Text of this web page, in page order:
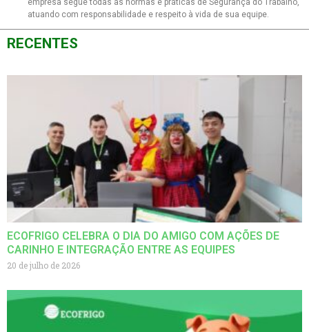
empresa segue todas as normas e práticas de Segurança do Trabalho,
atuando com responsabilidade e respeito à vida de sua equipe.
RECENTES
ECOFRIGO CELEBRA O DIA DO AMIGO COM AÇÕES DE
CARINHO E INTEGRAÇÃO ENTRE AS EQUIPES
20 de julho de 2026